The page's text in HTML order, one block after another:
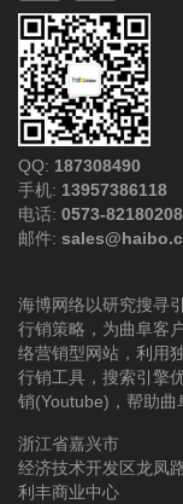
QQ: 187308490
手机: 13957386118
电话: 0573-82180208
邮件:
海博网络以研究搜寻
行销策略，为曲阜客
络营销型网站，利用
行销工具，搜索引擎
销(Youtube)，帮助曲
浙江省嘉兴市
经济技术开发区龙凤
利丰商业中心